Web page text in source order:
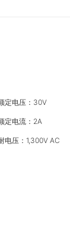
定电压：30V
定电流：2A
电压：1,300V AC